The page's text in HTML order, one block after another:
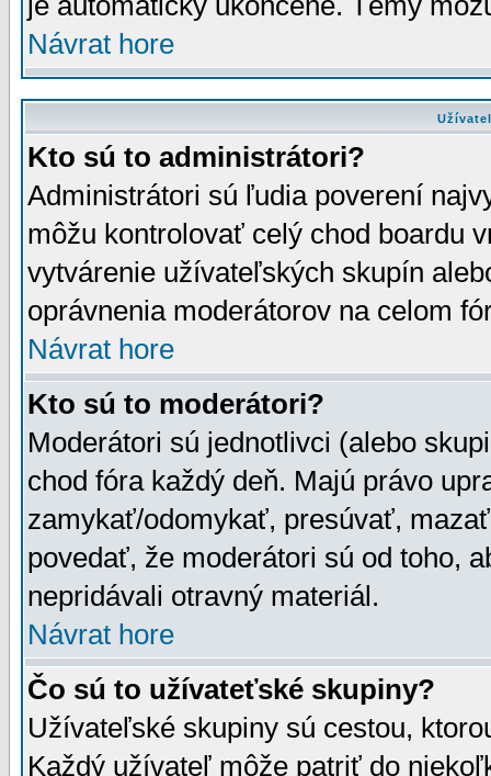
Návrat hore
Kto sú to administrátori?
Administrátori sú ľudia poverení
môžu kontrolovať celý chod boardu
vytvárenie užívateľských skupín
oprávnenia moderátorov na celom
Návrat hore
Kto sú to moderátori?
Moderátori sú jednotlivci (alebo
chod fóra každý deň. Majú právo
zamykať/odomykať, presúvať,
povedať, že moderátori sú od toho,
nepridávali otravný materiál.
Návrat hore
Čo sú to užívateťské skupiny?
Užívateľské skupiny sú cestou,
Každý užívateľ môže patriť do